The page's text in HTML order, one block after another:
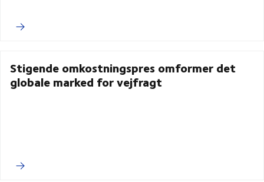
Stigende omkostningspres omformer det
globale marked for vejfragt